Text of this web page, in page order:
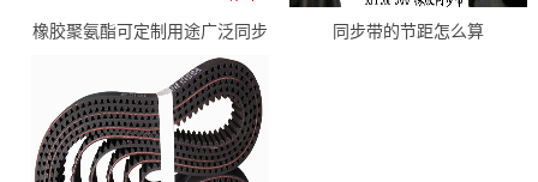
橡胶聚氨酯可定制用途广泛同步
同步带的节距怎么算